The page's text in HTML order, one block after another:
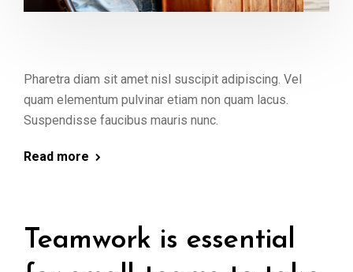
Pharetra diam sit amet nisl suscipit adipiscing. Vel
quam elementum pulvinar etiam non quam lacus.
Suspendisse faucibus mauris nunc.
Read more
Teamwork is essential